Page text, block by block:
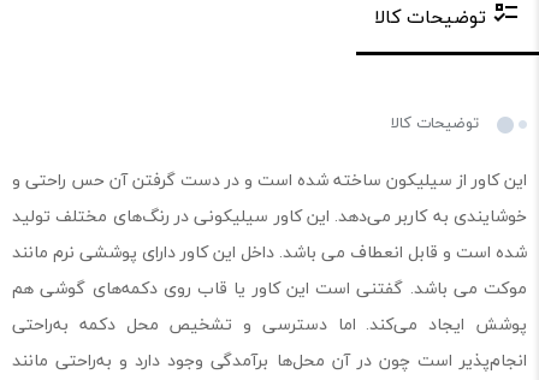
توضیحات کالا
توضیحات کالا
این کاور از سیلیکون ساخته شده است و در دست گرفتن آن حس راحتی و
خوشایندی به کاربر می‌دهد. این کاور سیلیکونی در رنگ‌های مختلف تولید
شده است و قابل انعطاف می باشد. داخل این کاور دارای پوششی نرم مانند
موکت می باشد. گفتنی است این کاور یا قاب روی دکمه‌های گوشی هم
پوشش ایجاد می‌کند. اما دسترسی و تشخیص محل دکمه به‌راحتی
انجام‌پذیر است چون در آن محل‌ها برآمدگی وجود دارد و به‌راحتی مانند